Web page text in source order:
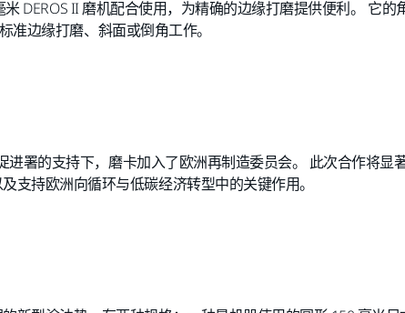
DEROS II 磨机配合使用，为精确的边缘打磨提供便利。 它的
准边缘打磨、斜面或倒角工作。
进署的支持下，磨卡加入了欧洲再制造委员会。 此次合作将显
支持欧洲向循环与低碳经济转型中的关键作用。